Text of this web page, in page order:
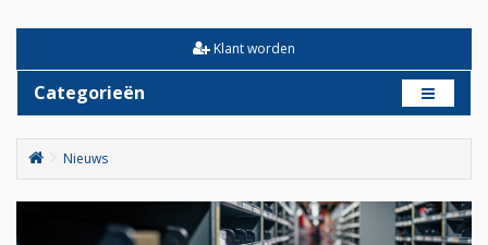
Klant worden
Categorieën
Nieuws